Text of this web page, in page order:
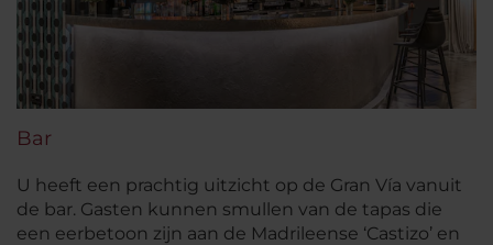
Bar
U heeft een prachtig uitzicht op de Gran Vía vanuit
de bar. Gasten kunnen smullen van de tapas die
een eerbetoon zijn aan de Madrileense ‘Castizo’ en